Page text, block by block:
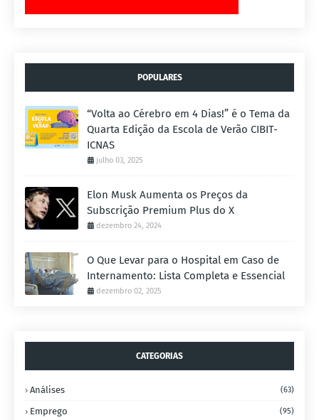
POPULARES
“Volta ao Cérebro em 4 Dias!” é o Tema da
Quarta Edição da Escola de Verão CIBIT-
ICNAS
julho 03, 2025
Elon Musk Aumenta os Preços da
Subscrição Premium Plus do X
dezembro 24, 2024
O Que Levar para o Hospital em Caso de
Internamento: Lista Completa e Essencial
dezembro 02, 2025
CATEGORIAS
Análises (63)
Emprego (95)